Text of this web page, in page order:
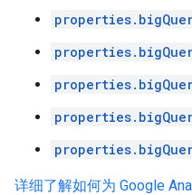
详细了解如何为 Google